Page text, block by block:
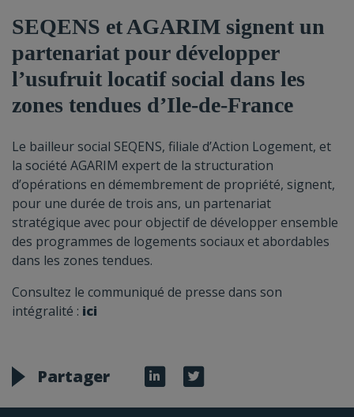
SEQENS et AGARIM signent un
partenariat pour développer
l’usufruit locatif social dans les
zones tendues d’Ile-de-France
Le bailleur social SEQENS, filiale d’Action Logement, et
la société AGARIM expert de la structuration
d’opérations en démembrement de propriété, signent,
pour une durée de trois ans, un partenariat
stratégique avec pour objectif de développer ensemble
des programmes de logements sociaux et abordables
dans les zones tendues.
Consultez le communiqué de presse dans son
intégralité : ici
Partager